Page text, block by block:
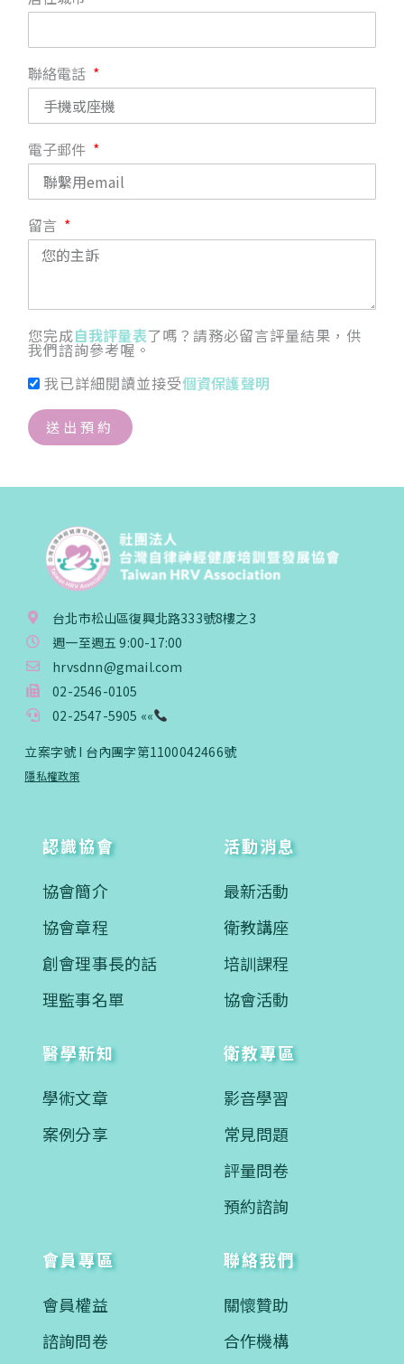
聯絡電話
電子郵件
留言
您完成自我評量表了嗎？請務必留言評量結果，供
我們諮詢參考喔。
我已詳細閱讀並接受個資保護聲明
送出預約
台北市松山區復興北路333號8樓之3
週一至週五 9:00-17:00
hrvsdnn@gmail.com
02-2546-0105
02-2547-5905 ««
立案字號 I 台內團字第1100042466號
隱私權政策
認識協會
協會簡介
協會章程
創會理事長的話
理監事名單
活動消息
最新活動
衛教講座
培訓課程
協會活動
醫學新知
學術文章
案例分享
衛教專區
影音學習
常見問題
評量問卷
預約諮詢
會員專區
會員權益
諮詢問卷
聯絡我們
關懷贊助
合作機構